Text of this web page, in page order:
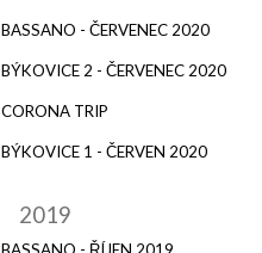
BASSANO - ČERVENEC 2020
BÝKOVICE 2 - ČERVENEC 2020
CORONA TRIP
BÝKOVICE 1 - ČERVEN 2020
2019
BASSANO - ŘÍJEN 2019